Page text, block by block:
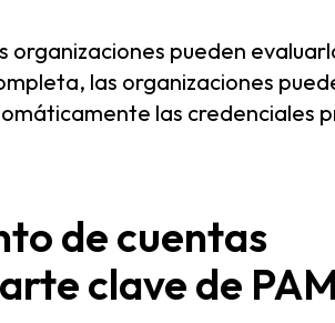
organizaciones pueden
las organizaciones
las credenciales
de cuentas
clave de PAM